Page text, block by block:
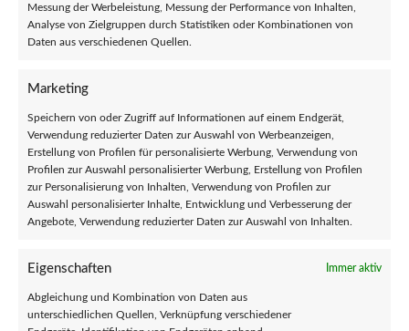
Messung der Werbeleistung, Messung der Performance von Inhalten,
Analyse von Zielgruppen durch Statistiken oder Kombinationen von
Daten aus verschiedenen Quellen.
Marketing
Speichern von oder Zugriff auf Informationen auf einem Endgerät,
Verwendung reduzierter Daten zur Auswahl von Werbeanzeigen,
Erstellung von Profilen für personalisierte Werbung, Verwendung von
Profilen zur Auswahl personalisierter Werbung, Erstellung von Profilen
zur Personalisierung von Inhalten, Verwendung von Profilen zur
Auswahl personalisierter Inhalte, Entwicklung und Verbesserung der
Angebote, Verwendung reduzierter Daten zur Auswahl von Inhalten.
Eigenschaften Immer aktiv
Abgleichung und Kombination von Daten aus
unterschiedlichen Quellen, Verknüpfung verschiedener
Allgemeine Geschäftsbedingungen
Richtlinie zur angemessenen Nutzung